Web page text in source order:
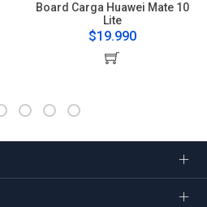
Board Carga Huawei Mate 10
Lite
$19.990